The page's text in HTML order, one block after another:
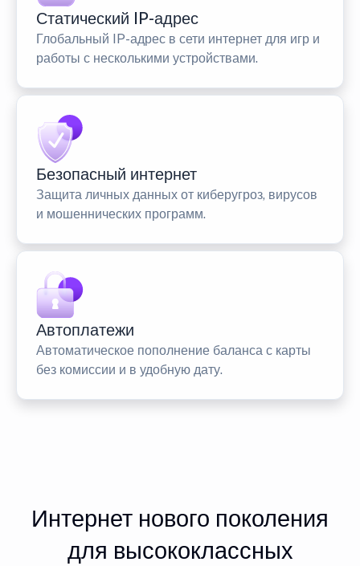
Статический IP-адрес
Глобальный IP-адрес в сети интернет для игр и
работы с несколькими устройствами.
Безопасный интернет
Защита личных данных от киберугроз, вирусов
и мошеннических программ.
Автоплатежи
Автоматическое пополнение баланса с карты
без комиссии и в удобную дату.
Интернет нового поколения
для высококлассных